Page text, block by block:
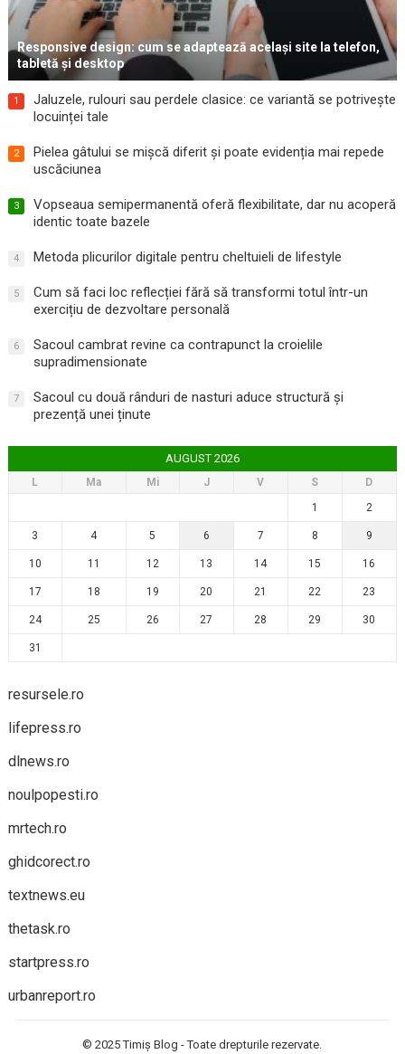
Responsive design: cum se adaptează același site la telefon,
tabletă și desktop
1
Jaluzele, rulouri sau perdele clasice: ce variantă se potrivește
locuinței tale
2
Pielea gâtului se mișcă diferit și poate evidenția mai repede
uscăciunea
3
Vopseaua semipermanentă oferă flexibilitate, dar nu acoperă
identic toate bazele
4 Metoda plicurilor digitale pentru cheltuieli de lifestyle
5
Cum să faci loc reflecției fără să transformi totul într-un
exercițiu de dezvoltare personală
6
Sacoul cambrat revine ca contrapunct la croielile
supradimensionate
7
Sacoul cu două rânduri de nasturi aduce structură și
prezență unei ținute
AUGUST 2026
L Ma Mi J V S
D
1
2
3 4 5 6 7 8 9
10 11 12 13 14 15 16
17 18 19 20 21 22 23
24 25 26 27 28 29 30
31
resursele.ro
lifepress.ro
dlnews.ro
noulpopesti.ro
mrtech.ro
ghidcorect.ro
textnews.eu
thetask.ro
startpress.ro
urbanreport.ro
© 2025Timiș Blog - Toate drepturile rezervate.